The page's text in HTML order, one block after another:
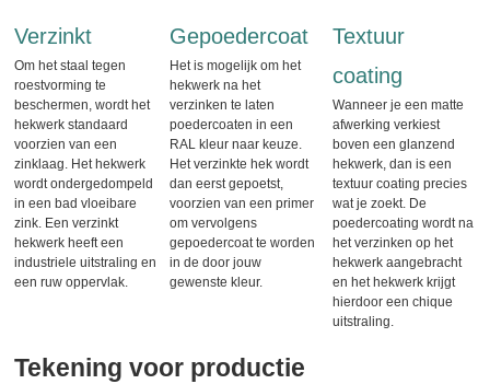
Verzinkt
Om het staal tegen
roestvorming te
beschermen, wordt het
hekwerk standaard
voorzien van een
zinklaag. Het hekwerk
wordt ondergedompeld
in een bad vloeibare
zink. Een verzinkt
hekwerk heeft een
industriele uitstraling en
een ruw oppervlak.
Gepoedercoat
Het is mogelijk om het
hekwerk na het
verzinken te laten
poedercoaten in een
RAL kleur naar keuze.
Het verzinkte hek wordt
dan eerst gepoetst,
voorzien van een primer
om vervolgens
gepoedercoat te worden
in de door jouw
gewenste kleur.
Textuur
coating
Wanneer je een matte
afwerking verkiest
boven een glanzend
hekwerk, dan is een
textuur coating precies
wat je zoekt. De
poedercoating wordt na
het verzinken op het
hekwerk aangebracht
en het hekwerk krijgt
hierdoor een chique
uitstraling.
Tekening voor productie